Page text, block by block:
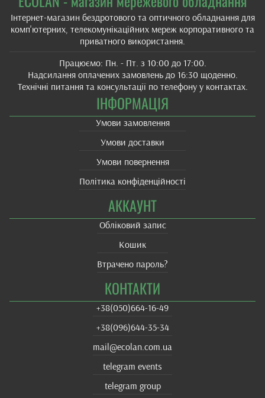
Інтернет-магазин бездротового та оптичного обладнання для
комп'ютерних, телекомунікаційних мереж корпоративного та
приватного використання.
Працюємо: Пн. - Пт. з 10:00 до 17:00.
Надсилання оплачених замовлень до 16:30 щоденно.
Технічні питання та консультації по телефону у контактах.
ІНФОРМАЦІЯ
Умови замовлення
Умови доставки
Умови повернення
Політика конфіденційності
АККАУНТ
Обліковий запис
Кошик
Втрачено пароль?
КОНТАКТИ
+38(‎050)664-16-49
+38‎(096)644-35-34
mail@ecolan.com.ua
telegram events
telegram group